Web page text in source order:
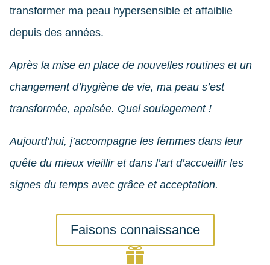
transformer ma peau hypersensible et affaiblie
depuis des années.
Après la mise en place de nouvelles routines et un
changement d’hygiène de vie, ma peau s’est
transformée, apaisée. Quel soulagement !
Aujourd’hui, j’accompagne les femmes dans leur
quête du mieux vieillir et dans l’art d’accueillir les
signes du temps avec grâce et acceptation.
Faisons connaissance
